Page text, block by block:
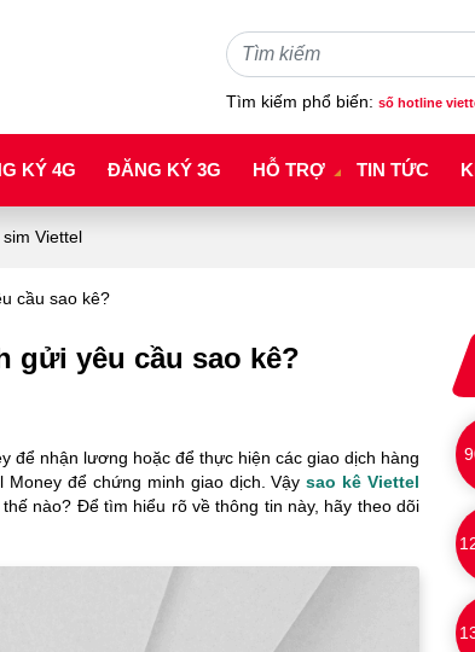
Tìm kiếm phổ biến: số hotline
KÝ 4G ĐĂNG KÝ 3G HỖ TRỢ TIN TỨC
Viettel
cầu sao kê?
gửi yêu cầu sao kê?
để nhận lương hoặc để thực hiện các giao dịch hàng
Money để chứng minh giao dịch. Vậysao kê Viettel
nào? Để tìm hiểu rõ về thông tin này, hãy theo dõi